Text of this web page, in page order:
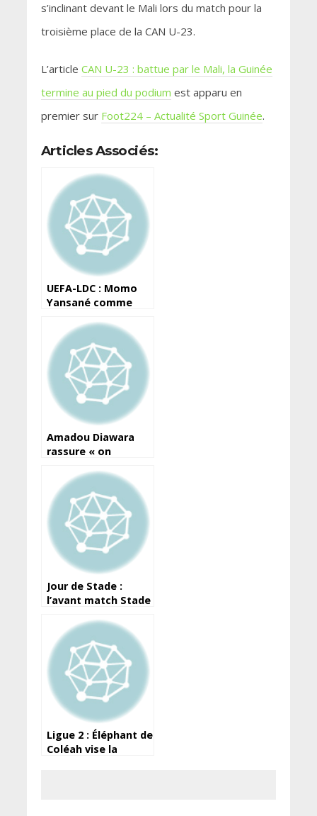
s’inclinant devant le Mali lors du match pour la
troisième place de la CAN U-23.
L’article CAN U-23 : battue par le Mali, la Guinée
termine au pied du podium est apparu en
premier sur Foot224 – Actualité Sport Guinée.
Articles Associés:
UEFA-LDC : Momo
Yansané comme
Amadou Diawara
rassure « on
la nation… »
Jour de Stade :
l’avant match Stade
Marseille
Ligue 2 : Éléphant de
Coléah vise la